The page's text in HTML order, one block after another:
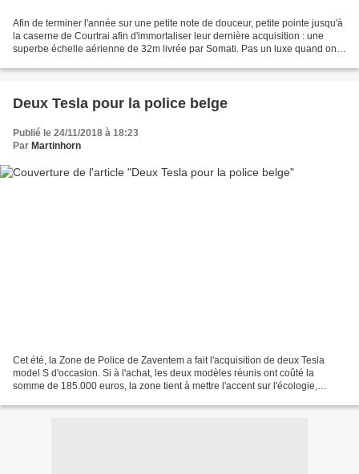
Afin de terminer l'année sur une petite note de douceur, petite pointe jusqu'à
la caserne de Courtrai afin d'immortaliser leur dernière acquisition : une
superbe échelle aérienne de 32m livrée par Somati. Pas un luxe quand on
Deux Tesla pour la police belge
Publié le 24/11/2018 à 18:23
Par Martinhorn
Cet été, la Zone de Police de Zaventem a fait l'acquisition de deux Tesla
model S d'occasion. Si à l'achat, les deux modèles réunis ont coûté la
somme de 185.000 euros, la zone tient à mettre l'accent sur l'écologie,